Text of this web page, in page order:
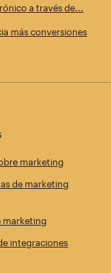
a través de...
más conversiones
marketing
de marketing
marketing
integraciones